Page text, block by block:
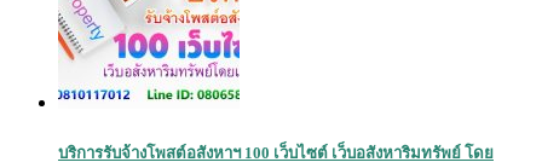
บริการรับจ้างโพสต์อสังหาฯ 100 เว็บไซต์ เว็บอสังหาริมทรัพย์ โดย